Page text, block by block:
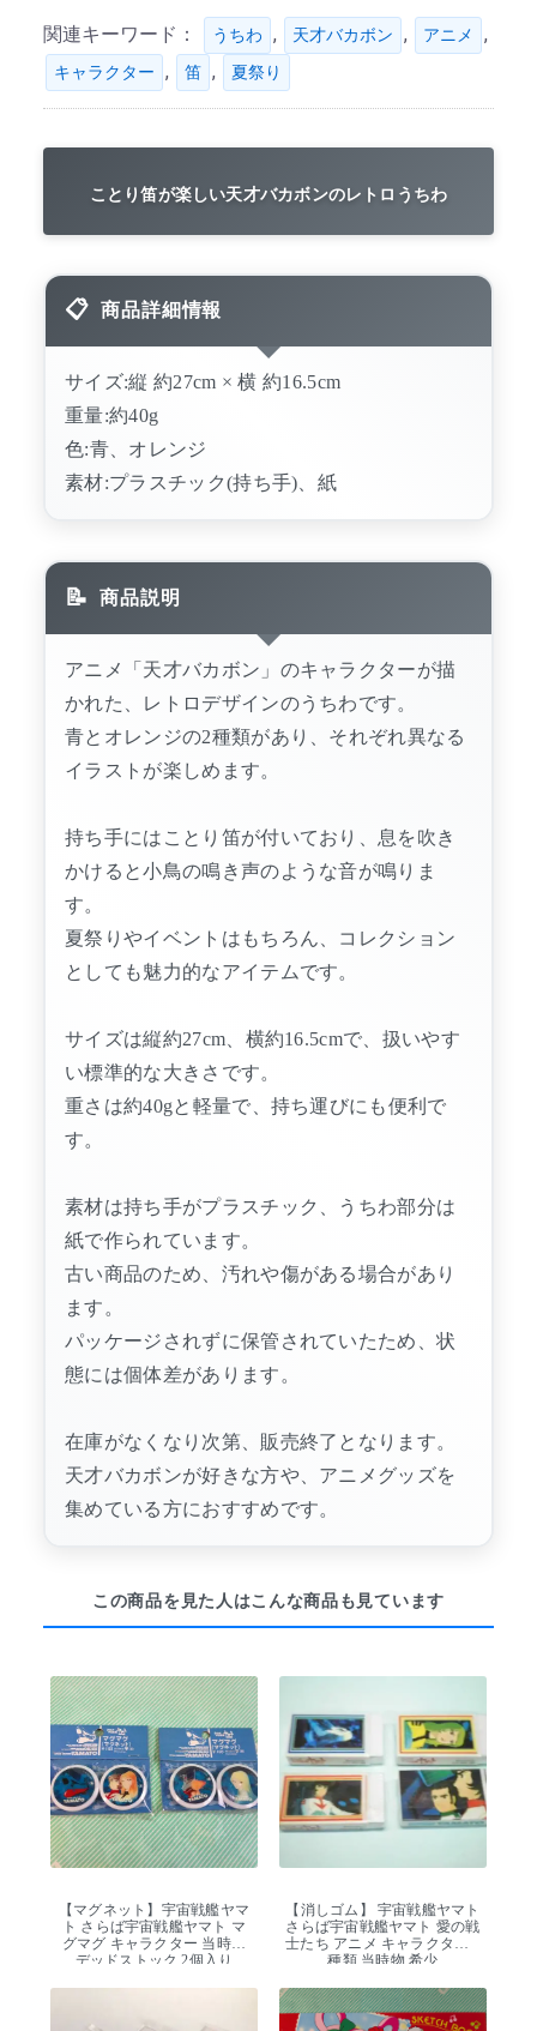
関連キーワード： うちわ , 天才バカボン , アニメ ,
キャラクター , 笛 , 夏祭り
ことり笛が楽しい天才バカボンのレトロうちわ
商品詳細情報
サイズ:縦 約27cm × 横 約16.5cm
重量:約40g
色:青、オレンジ
素材:プラスチック(持ち手)、紙
商品説明
アニメ「天才バカボン」のキャラクターが描
かれた、レトロデザインのうちわです。
青とオレンジの2種類があり、それぞれ異なる
イラストが楽しめます。
持ち手にはことり笛が付いており、息を吹き
かけると小鳥の鳴き声のような音が鳴りま
す。
夏祭りやイベントはもちろん、コレクション
としても魅力的なアイテムです。
サイズは縦約27cm、横約16.5cmで、扱いやす
い標準的な大きさです。
重さは約40gと軽量で、持ち運びにも便利で
す。
素材は持ち手がプラスチック、うちわ部分は
紙で作られています。
古い商品のため、汚れや傷がある場合があり
ます。
パッケージされずに保管されていたため、状
態には個体差があります。
在庫がなくなり次第、販売終了となります。
天才バカボンが好きな方や、アニメグッズを
集めている方におすすめです。
この商品を見た人はこんな商品も見ています
【マグネット】宇宙戦艦ヤマ
ト さらば宇宙戦艦ヤマト マ
グマグ キャラクター 当時物
デッドストック 2個入り
【消しゴム】 宇宙戦艦ヤマト
さらば宇宙戦艦ヤマト 愛の戦
士たち アニメ キャラクター 4
種類 当時物 希少